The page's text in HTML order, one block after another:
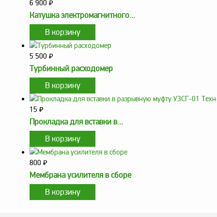
Метрологическое
оборудование
Рукава, шланги и
техпластина МБС
Соединительная
арматура
Устройства
заземления
автоцистерн и
комплектующие
Продукция НПП
СЕНСОР
Газоаналитическое
оборудование
Эксплуатационное
оборудование
6 900 ₽
Катушка электромагнитного...
5 500 ₽
Турбинный расходомер
15 ₽
Прокладка для вставки в...
800 ₽
Мембрана усилителя в сборе